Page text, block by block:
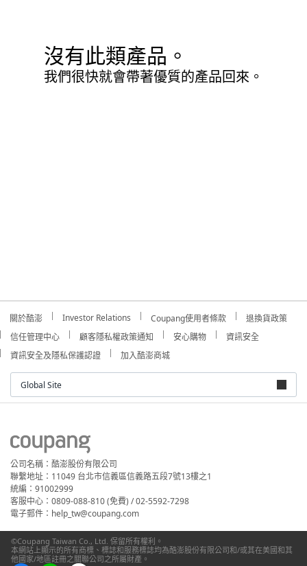
沒有此類產品。
我們很快就會帶著優質的產品回來。
關於酷澎 Investor Relations Coupang使用者條款
退換貨政策
信任管理中心
顧客隱私權政策通知 安心購物
資訊安全
資訊安全及隱私保護認證
加入酷澎商城
Global Site
公司名稱：酷澎股份有限公司
聯繫地址：11049 台北市信義區信義路五段7號13樓之1
統編：91002999
客服中心：0809-088-810 (免費) / 02-5592-7298
電子郵件：help_tw@coupang.com
©Coupang Taiwan Co., Ltd. 保留所有權利。
本網站上顯示的所有商標、標誌和服務標誌均為酷澎股份有限公司和/或其在美國和其
他國家/地區註冊之關聯公司之所屬財產。